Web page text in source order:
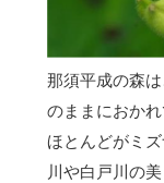
那須平成の森
のままにおか
ほとんどがミ
川や白戸川の